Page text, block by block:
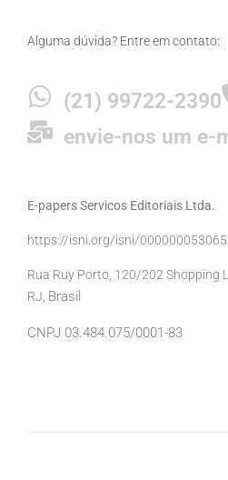
Alguma dúvida? Entre em contato:
(21) 99722-2390
envie-nos um e-
E-papers Servicos Editoriais Ltda.
https://isni.org/isni/
Rua Ruy Porto, 120/202 Shopping
RJ, Brasil
CNPJ 03.484.075/0001-83